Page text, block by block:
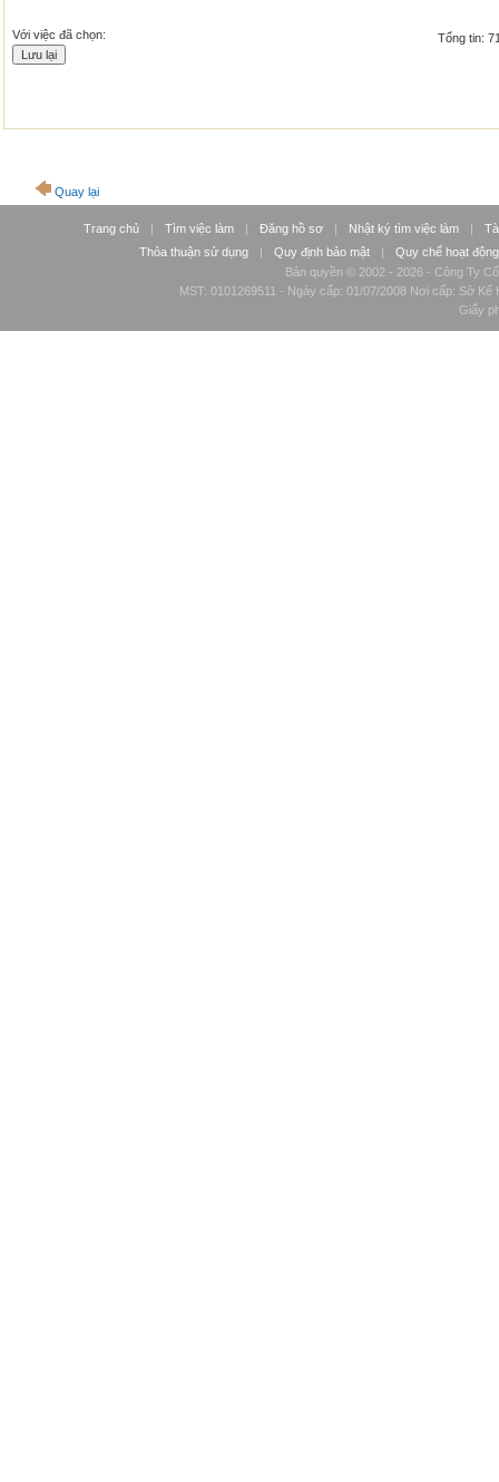
Với việc đã chọn: Tổng tin:
Quay lại
Trang chủ | Tìm việc làm | Đăng hồ sơ | Nhật ký tìm việc làm |
Thỏa thuận sử dụng
| Quy định bảo mật |
Quy chế hoạt động
Bản quyền © 2002 - 2026 - Công Ty
MST: 0101269511 - Ngày cấp: 01/07/2008 Nơi cấp: Sở
Giấy